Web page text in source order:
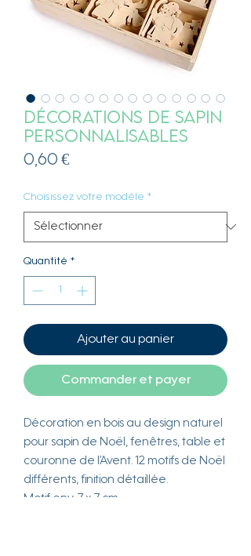
Décorations de sapin
personnalisables
0,60 €Prix
Choisissez votre modèle *
Quantité *
Ajouter au panier
Commander et payer
Décoration en bois au design naturel
pour sapin de Noël, fenêtres, table et
couronne de l’Avent. 12 motifs de Noël
différents, finition détaillée.
Motif env. 7 x 7 cm.